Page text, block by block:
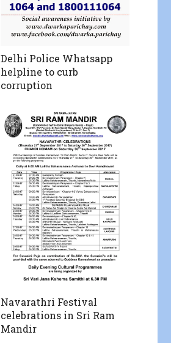
Delhi Police Whatsapp
helpline to curb
corruption
Navarathri Festival
celebrations in Sri Ram
Mandir